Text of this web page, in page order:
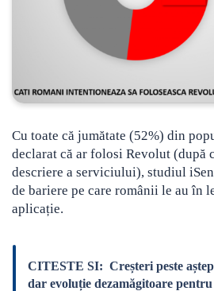
Cu toate că jumătate (52%) din
declarat că ar folosi Revolut (după
descriere a serviciului), studiul
de bariere pe care românii le au în
aplicație.
CITESTE SI: Creșteri peste
dar evoluție dezamăgitoare